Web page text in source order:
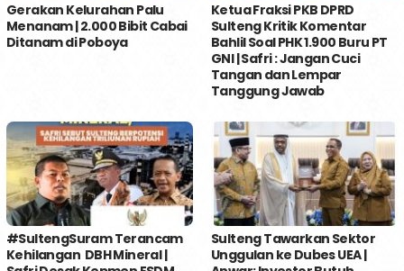
Gerakan Kelurahan Palu
Menanam | 2.000 Bibit Cabai
Ditanam di Poboya
Ketua Fraksi PKB DPRD
Sulteng Kritik Komentar
Bahlil Soal PHK 1.900 Buru PT
GNI | Safri : Jangan Cuci
Tangan dan Lempar
Tanggung Jawab
#SultengSuram Terancam
Kehilangan DBH Mineral |
Sulteng Tawarkan Sektor
Unggulan ke Dubes UEA |